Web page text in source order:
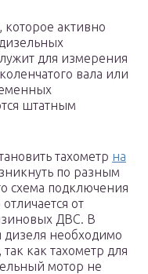
которое активно
для измерения
вала или
штатным
тахометр на
по разным
схема подключения
от
ДВС. В
дизеля необходимо
как тахометр для
мотор не